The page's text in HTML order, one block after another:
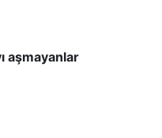
aşmayanlar